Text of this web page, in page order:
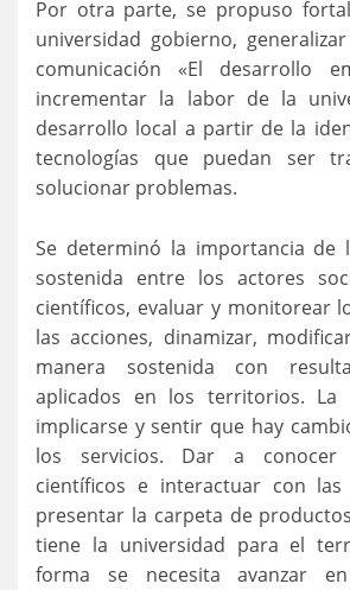
Por otra parte, se propuso
universidad gobierno,
comunicación «El desarrollo
incrementar la labor de la
desarrollo local a partir de la
tecnologías que puedan ser
solucionar problemas.
Se determinó la importancia de
sostenida entre los actores
científicos, evaluar y monitorear
las acciones, dinamizar,
manera sostenida con
aplicados en los territorios. La
implicarse y sentir que hay
los servicios. Dar a conocer
científicos e interactuar con las
presentar la carpeta de
tiene la universidad para el
forma se necesita avanzar